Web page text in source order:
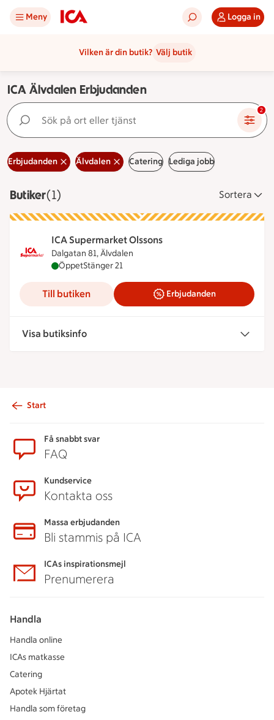
Meny Logga in
Vilken är din butik? Välj butik
ICA Älvdalen Erbjudanden
Sök på ort eller tjänst 2
Erbjudanden Älvdalen Catering Lediga jobb
ButikerVisar 1 stycken
(1) Sortera
ICA Supermarket Olssons
Dalgatan 81, Älvdalen
ICA Supermarket Olssons är öppen nu, stänger
ÖppetStänger 21
Till butiken Erbjudanden
Visa butiksinfo
Start
Få snabbt svar
FAQ
Kundservice
Kontakta oss
Massa erbjudanden
Bli stammis på ICA
ICAs inspirationsmejl
Prenumerera
Handla
Handla online
ICAs matkasse
Catering
Apotek Hjärtat
Handla som företag